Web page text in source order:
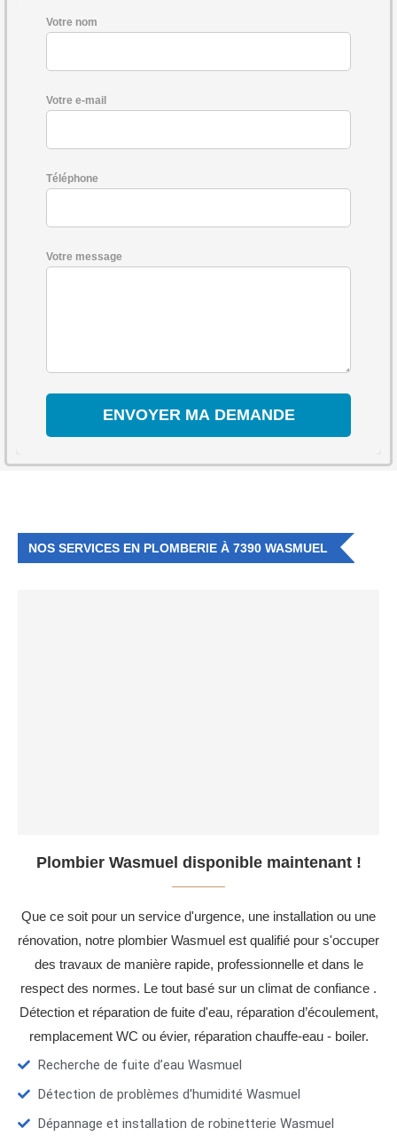
Votre nom
Votre e-mail
Téléphone
Votre message
NOS SERVICES EN PLOMBERIE À 7390 WASMUEL
Plombier Wasmuel disponible maintenant !
Que ce soit pour un service d'urgence, une installation ou une
rénovation, notre plombier Wasmuel est qualifié pour s'occuper
des travaux de manière rapide, professionnelle et dans le
respect des normes. Le tout basé sur un climat de confiance .
Détection et réparation de fuite d'eau, réparation d’écoulement,
remplacement WC ou évier, réparation chauffe-eau - boiler.
Recherche de fuite d’eau Wasmuel
Détection de problèmes d'humidité Wasmuel
Dépannage et installation de robinetterie Wasmuel